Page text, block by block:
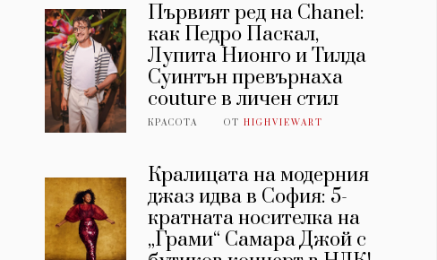
Първият ред на Chanel:
как Педро Паскал,
Лупита Нионго и Тилда
Суинтън превърнаха
couture в личен стил
КРАСОТА ОТHIGHVIEWART
Кралицата на модерния
джаз идва в София: 5-
кратната носителка на
„Грами“ Самара Джой с